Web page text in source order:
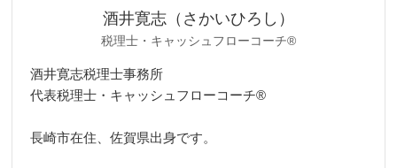
酒井寛志（さかいひろし）
税理士・キャッシュフローコーチ®
酒井寛志税理士事務所
代表税理士・キャッシュフローコーチ®
長崎市在住、佐賀県出身です。